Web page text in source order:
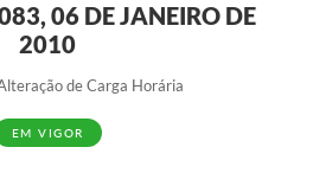
06 DE JANEIRO DE
2010
de Carga Horária
EM VIGOR